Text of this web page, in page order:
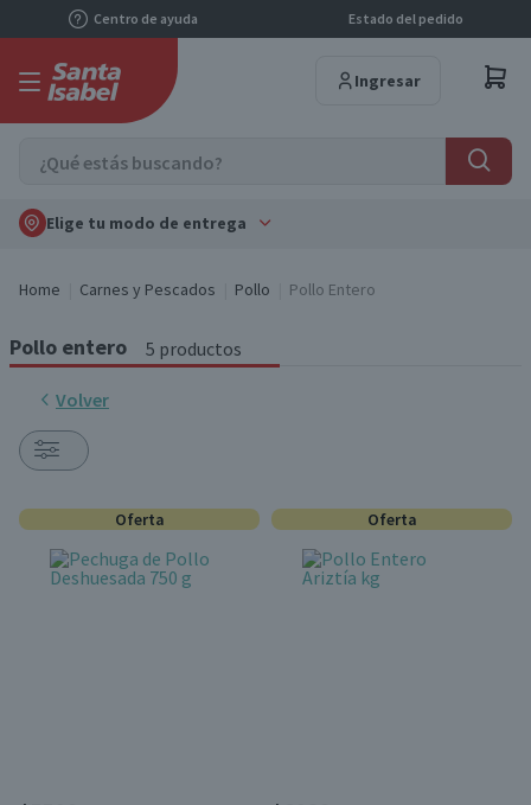
Centro de ayuda Estado del pedido
Ingresar
Elige tu modo de entrega
Home Carnes y Pescados Pollo Pollo Entero
Pollo entero 5 productos
Volver
Oferta Oferta